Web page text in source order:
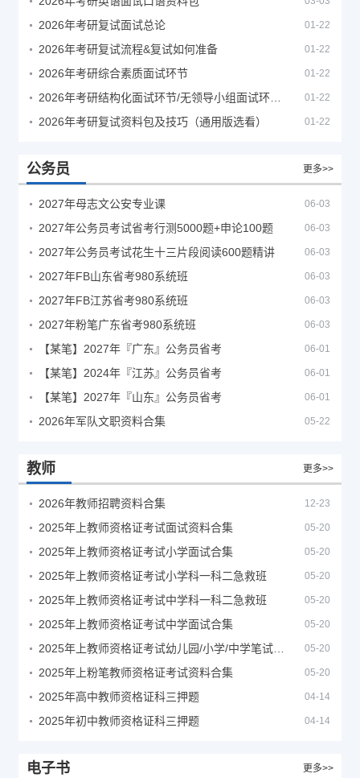
2026年考研复试面试总论 01-22
2026年考研复试流程&复试如何准备 01-22
2026年考研综合素质面试环节 01-22
01-22
2026年考研复试资料包及技巧（通用版选看） 01-22
公务员 更多>>
2027年母志文公安专业课 06-03
2027年公务员考试省考行测5000题+申论100题 06-03
2027年公务员考试花生十三片段阅读600题精讲 06-03
2027年FB山东省考980系统班 06-03
2027年FB江苏省考980系统班 06-03
2027年粉笔广东省考980系统班 06-03
【某笔】2027年『广东』公务员省考 06-01
【某笔】2024年『江苏』公务员省考 06-01
【某笔】2027年『山东』公务员省考 06-01
2026年军队文职资料合集 05-22
教师 更多>>
2026年教师招聘资料合集 12-23
2025年上教师资格证考试面试资料合集 05-20
2025年上教师资格证考试小学面试合集 05-20
2025年上教师资格证考试小学科一科二急救班 05-20
2025年上教师资格证考试中学科一科二急救班 05-20
2025年上教师资格证考试中学面试合集 05-20
05-20
2025年上粉笔教师资格证考试资料合集 05-20
2025年高中教师资格证科三押题 04-14
2025年初中教师资格证科三押题 04-14
电子书 更多>>